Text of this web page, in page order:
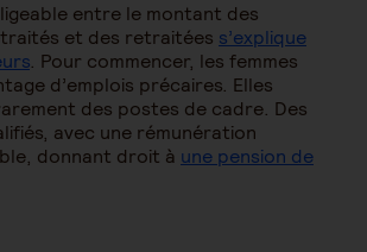
entre le montant des
et des retraitées s’explique
. Pour commencer, les femmes
d’emplois précaires. Elles
des postes de cadre. Des
avec une rémunération
donnant droit à une pension de